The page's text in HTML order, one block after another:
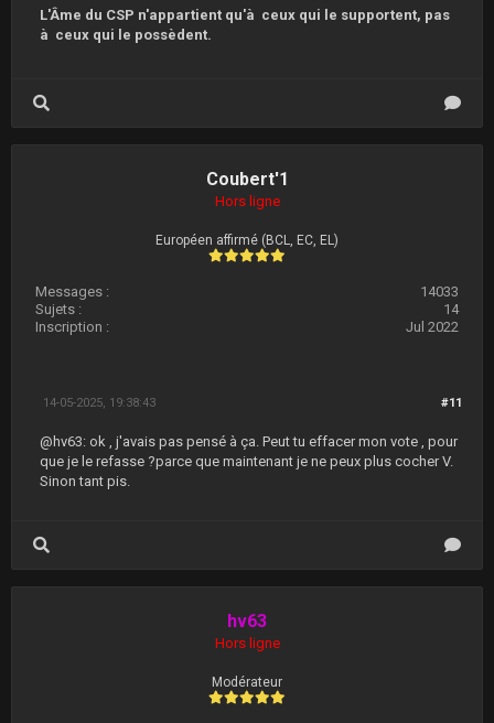
L'Âme du CSP n'appartient qu'à ceux qui le supportent, pas
à ceux qui le possèdent.
Coubert'1
Hors ligne
Européen affirmé (BCL, EC, EL)
Messages :
14033
Sujets :
14
Inscription :
Jul 2022
#11
14-05-2025, 19:38:43
@hv63: ok , j'avais pas pensé à ça. Peut tu effacer mon vote , pour
que je le refasse ?parce que maintenant je ne peux plus cocher V.
Sinon tant pis.
hv63
Hors ligne
Modérateur